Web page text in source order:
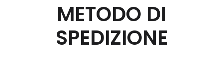
METODO DI
SPEDIZIONE